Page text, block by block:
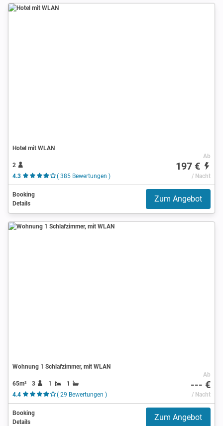
Hotel mit WLAN
2
4.3
( 385 Bewertungen )
Ab
197 €
/ Nacht
Booking
Details
Zum Angebot
Wohnung 1 Schlafzimmer, mit WLAN
65m² 3 1
1
4.4
( 29 Bewertungen )
Ab
--- €
/ Nacht
Booking
Details
Zum Angebot